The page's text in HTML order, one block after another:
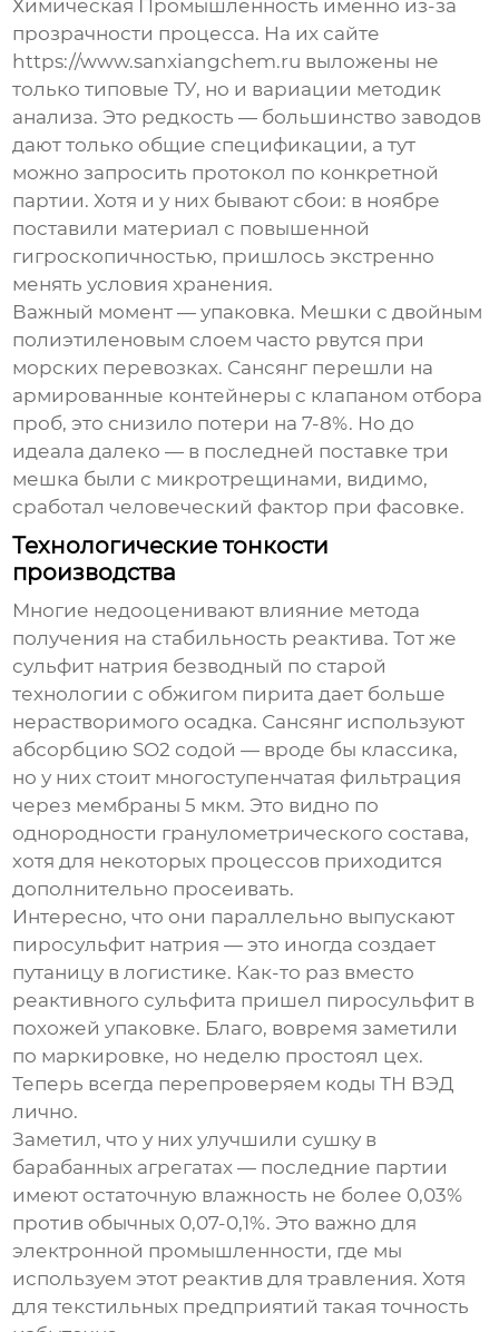
Химическая Промышленность именно из-за
прозрачности процесса. На их сайте
https://www.sanxiangchem.ru выложены не
только типовые ТУ, но и вариации методик
анализа. Это редкость — большинство заводов
дают только общие спецификации, а тут
можно запросить протокол по конкретной
партии. Хотя и у них бывают сбои: в ноябре
поставили материал с повышенной
гигроскопичностью, пришлось экстренно
менять условия хранения.
Важный момент — упаковка. Мешки с двойным
полиэтиленовым слоем часто рвутся при
морских перевозках. Сансянг перешли на
армированные контейнеры с клапаном отбора
проб, это снизило потери на 7-8%. Но до
идеала далеко — в последней поставке три
мешка были с микротрещинами, видимо,
сработал человеческий фактор при фасовке.
Технологические тонкости
производства
Многие недооценивают влияние метода
получения на стабильность реактива. Тот же
сульфит натрия безводный по старой
технологии с обжигом пирита дает больше
нерастворимого осадка. Сансянг используют
абсорбцию SO2 содой — вроде бы классика,
но у них стоит многоступенчатая фильтрация
через мембраны 5 мкм. Это видно по
однородности гранулометрического состава,
хотя для некоторых процессов приходится
дополнительно просеивать.
Интересно, что они параллельно выпускают
пиросульфит натрия — это иногда создает
путаницу в логистике. Как-то раз вместо
реактивного сульфита пришел пиросульфит в
похожей упаковке. Благо, вовремя заметили
по маркировке, но неделю простоял цех.
Теперь всегда перепроверяем коды ТН ВЭД
лично.
Заметил, что у них улучшили сушку в
барабанных агрегатах — последние партии
имеют остаточную влажность не более 0,03%
против обычных 0,07-0,1%. Это важно для
электронной промышленности, где мы
используем этот реактив для травления. Хотя
для текстильных предприятий такая точность